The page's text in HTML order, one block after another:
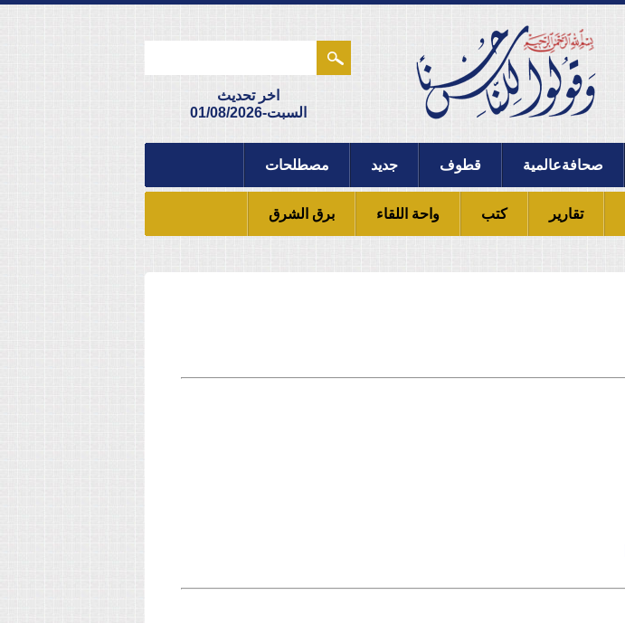
اخر تحديث
السبت-01/08/2026
صحافةعالمية قطوف جديد مصطلحات
تقارير كتب واحة اللقاء برق الشرق